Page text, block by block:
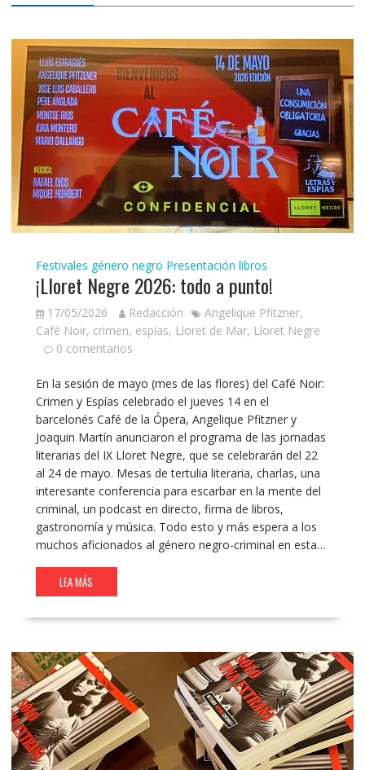
Festivales género negro Presentación libros
¡Lloret Negre 2026: todo a punto!
17/05/2026 Redacción Angelique Pfitzner,
Café Noir, crimen, espías, Lloret de Mar, Lloret Negre
0 comentarios
En la sesión de mayo (mes de las flores) del Café Noir:
Crimen y Espías celebrado el jueves 14 en el
barcelonés Café de la Ópera, Angelique Pfitzner y
Joaquin Martín anunciaron el programa de las jornadas
literarias del IX Lloret Negre, que se celebrarán del 22
al 24 de mayo. Mesas de tertulia literaria, charlas, una
interesante conferencia para escarbar en la mente del
criminal, un podcast en directo, firma de libros,
gastronomía y música. Todo esto y más espera a los
muchos aficionados al género negro-criminal en esta…
LEA MÁS